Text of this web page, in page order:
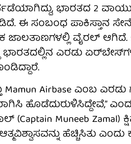
ಭಾರತದ 2
ಈ ಸಂಬಂಧ ಪಾಕಿಸ್ತಾನ
ವೈರಲ್ ಆಗಿದೆ.
ಎರಡು
Airbase ಎಂಬ ಎರಡು
ಹೊಡೆದುರುಳಿಸಿದ್ದೇವೆ,”
(Captain Muneeb
ಹೆಚ್ಚಿಸಿತು